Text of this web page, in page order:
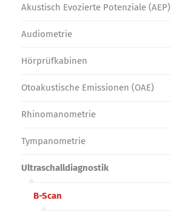
Akustisch Evozierte Potenziale (AEP)
Audiometrie
Hörprüf­kabinen
Otoakustische Emissionen (OAE)
Rhinomano­metrie
Tympanometrie
Ultraschall­diagnostik
B-Scan